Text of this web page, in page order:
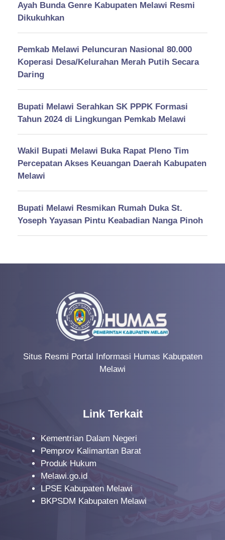
Ayah Bunda Genre Kabupaten Melawi Resmi
Dikukuhkan
Pemkab Melawi Peluncuran Nasional 80.000
Koperasi Desa/Kelurahan Merah Putih Secara
Daring
Bupati Melawi Serahkan SK PPPK Formasi
Tahun 2024 di Lingkungan Pemkab Melawi
Wakil Bupati Melawi Buka Rapat Pleno Tim
Percepatan Akses Keuangan Daerah Kabupaten
Melawi
Bupati Melawi Resmikan Rumah Duka St.
Yoseph Yayasan Pintu Keabadian Nanga Pinoh
Situs Resmi Portal Informasi Humas Kabupaten
Melawi
Link Terkait
Kementrian Dalam Negeri
Pemprov Kalimantan Barat
Produk Hukum
Melawi.go.id
LPSE Kabupaten Melawi
BKPSDM Kabupaten Melawi